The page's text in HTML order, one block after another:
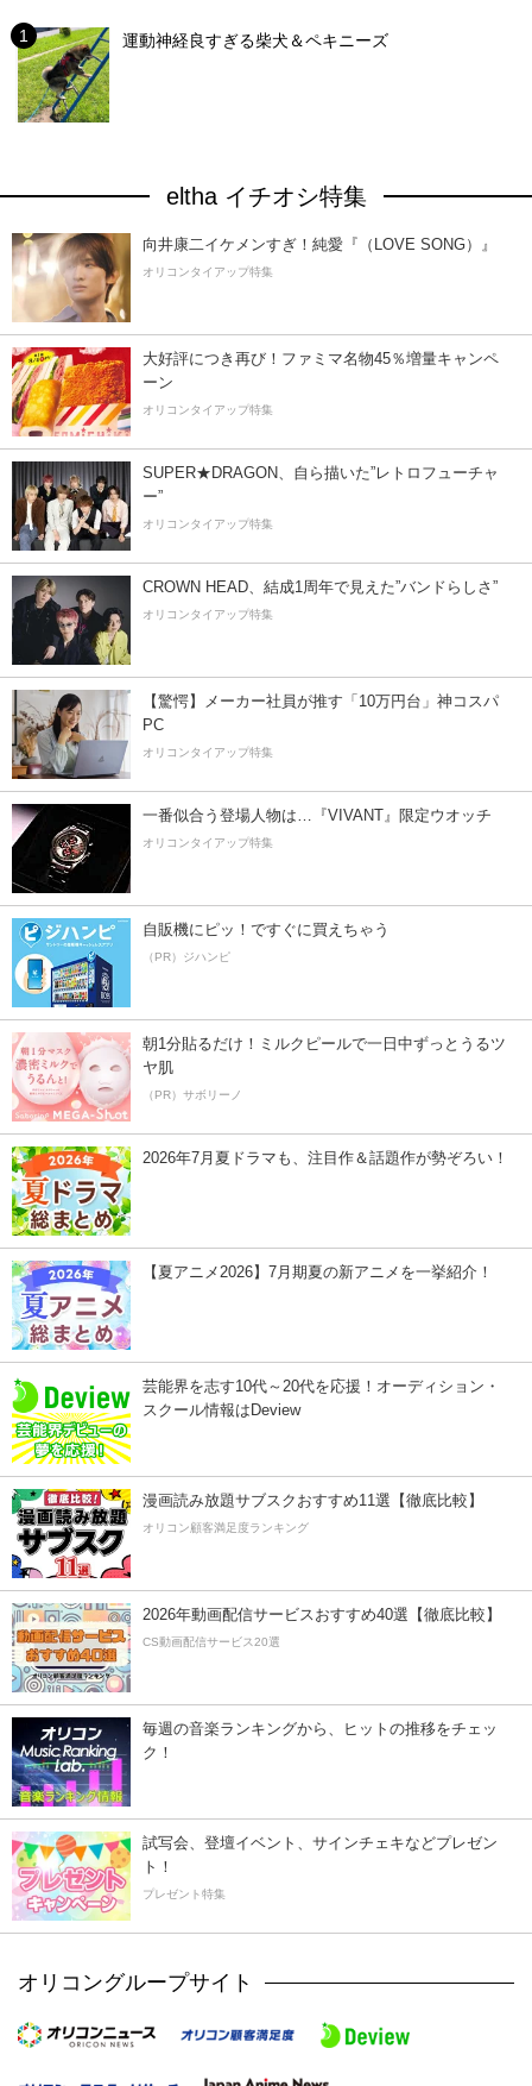
運動神経良すぎる柴犬＆ペキニーズ
eltha イチオシ特集
向井康二イケメンすぎ！純愛『（LOVE SONG）』
オリコンタイアップ特集
大好評につき再び！ファミマ名物45％増量キャンペ
ーン
オリコンタイアップ特集
SUPER★DRAGON、自ら描いた”レトロフューチャ
ー”
オリコンタイアップ特集
CROWN HEAD、結成1周年で見えた”バンドらしさ”
オリコンタイアップ特集
【驚愕】メーカー社員が推す「10万円台」神コスパ
PC
オリコンタイアップ特集
一番似合う登場人物は…『VIVANT』限定ウオッチ
オリコンタイアップ特集
自販機にピッ！ですぐに買えちゃう
（PR）ジハンピ
朝1分貼るだけ！ミルクピールで一日中ずっとうるツ
ヤ肌
（PR）サボリーノ
2026年7月夏ドラマも、注目作＆話題作が勢ぞろい！
【夏アニメ2026】7月期夏の新アニメを一挙紹介！
芸能界を志す10代～20代を応援！オーディション・
スクール情報はDeview
漫画読み放題サブスクおすすめ11選【徹底比較】
オリコン顧客満足度ランキング
2026年動画配信サービスおすすめ40選【徹底比較】
CS動画配信サービス20選
毎週の音楽ランキングから、ヒットの推移をチェッ
ク！
試写会、登壇イベント、サインチェキなどプレゼン
ト！
プレゼント特集
オリコングループサイト